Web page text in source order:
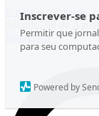
Inscrever-se
Permitir que
para seu
Powered by
Ir para o conteúdo
Sábado, 08 de
Instagram